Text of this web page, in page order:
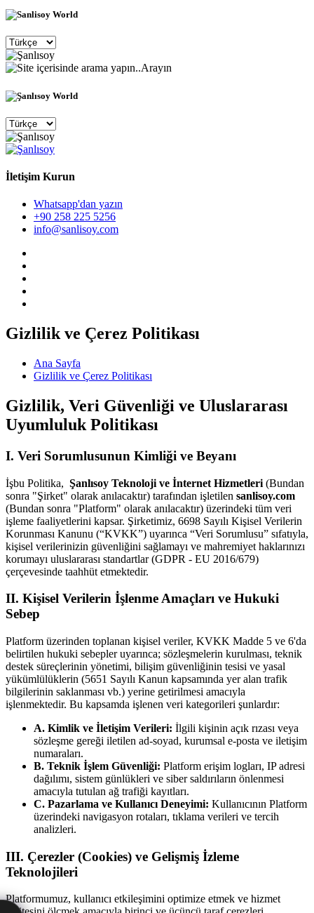
Arayın
İletişim Kurun
Whatsapp'dan yazın
+90 258 225 5256
info@sanlisoy.com
Gizlilik ve Çerez Politikası
Ana Sayfa
Gizlilik ve Çerez Politikası
Gizlilik, Veri Güvenliği ve Uluslararası
Uyumluluk Politikası
I. Veri Sorumlusunun Kimliği ve Beyanı
İşbu Politika, Şanlısoy Teknoloji ve İnternet Hizmetleri (Bundan
sonra "Şirket" olarak anılacaktır) tarafından işletilen sanlisoy.com
(Bundan sonra "Platform" olarak anılacaktır) üzerindeki tüm veri
işleme faaliyetlerini kapsar. Şirketimiz, 6698 Sayılı Kişisel Verilerin
Korunması Kanunu (“KVKK”) uyarınca “Veri Sorumlusu” sıfatıyla,
kişisel verilerinizin güvenliğini sağlamayı ve mahremiyet haklarınızı
korumayı uluslararası standartlar (GDPR - EU 2016/679)
çerçevesinde taahhüt etmektedir.
II. Kişisel Verilerin İşlenme Amaçları ve Hukuki
Sebep
Platform üzerinden toplanan kişisel veriler, KVKK Madde 5 ve 6'da
belirtilen hukuki sebepler uyarınca; sözleşmelerin kurulması, teknik
destek süreçlerinin yönetimi, bilişim güvenliğinin tesisi ve yasal
yükümlülüklerin (5651 Sayılı Kanun kapsamında yer alan trafik
bilgilerinin saklanması vb.) yerine getirilmesi amacıyla
işlenmektedir. Bu kapsamda işlenen veri kategorileri şunlardır:
A. Kimlik ve İletişim Verileri: İlgili kişinin açık rızası veya
sözleşme gereği iletilen ad-soyad, kurumsal e-posta ve iletişim
numaraları.
B. Teknik İşlem Güvenliği: Platform erişim logları, IP adresi
dağılımı, sistem günlükleri ve siber saldırıların önlenmesi
amacıyla tutulan ağ trafiği kayıtları.
C. Pazarlama ve Kullanıcı Deneyimi: Kullanıcının Platform
üzerindeki navigasyon rotaları, tıklama verileri ve tercih
analizleri.
III. Çerezler (Cookies) ve Gelişmiş İzleme
Teknolojileri
Platformumuz, kullanıcı etkileşimini optimize etmek ve hizmet